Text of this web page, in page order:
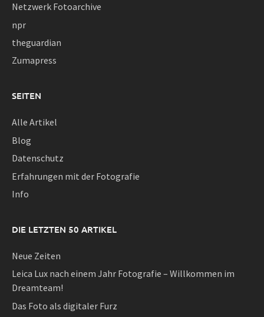
Netzwerk Fotoarchive
npr
theguardian
Zumapress
SEITEN
Alle Artikel
Blog
Datenschutz
Erfahrungen mit der Fotografie
Info
DIE LETZTEN 50 ARTIKEL
Neue Zeiten
Leica Lux nach einem Jahr Fotografie – Willkommen im
Dreamteam!
Das Foto als digitaler Furz